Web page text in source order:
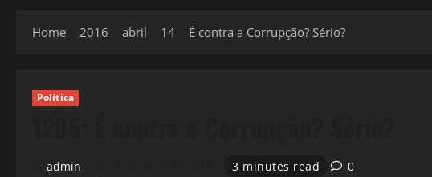
Home 2016 abril 14 É contra a Corrupção? Sério?
Política
admin 3 minutes read 0